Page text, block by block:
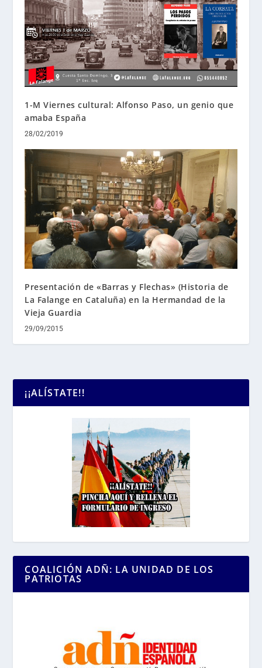
1-M Viernes cultural: Alfonso Paso, un genio que
amaba España
28/02/2019
Presentación de «Barras y Flechas» (Historia de
La Falange en Cataluña) en la Hermandad de la
Vieja Guardia
29/09/2015
¡¡ALÍSTATE!!
COALICIÓN ADÑ: LA UNIDAD DE LOS
PATRIOTAS